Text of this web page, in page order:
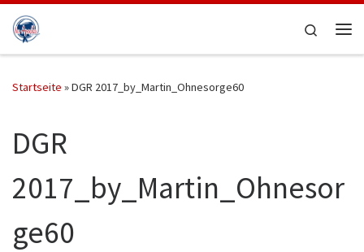
Zum Inhalt springen
Search
Startseite »DGR 2017_by_Martin_Ohnesorge60
DGR
2017_by_Martin_Ohnesor
ge60